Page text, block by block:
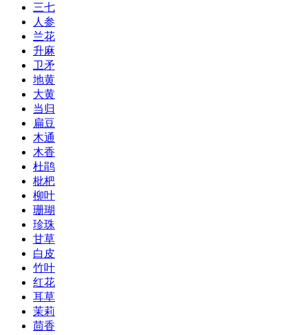
三七
人参
兰花
升麻
卫矛
地黄
大黄
当归
扁豆
木通
木香
杜鹃
枇杷
柳叶
珊瑚
珍珠
甘草
白皮
竹叶
红花
耳草
茉莉
茴香